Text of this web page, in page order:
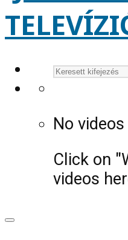
No videos
Click on
videos